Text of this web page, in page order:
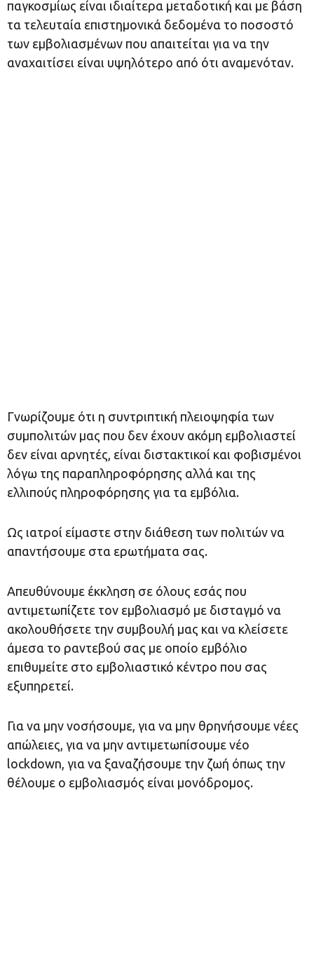
παγκοσμίως είναι ιδιαίτερα μεταδοτική και με βάση
τα τελευταία επιστημονικά δεδομένα το ποσοστό
των εμβολιασμένων που απαιτείται για να την
αναχαιτίσει είναι υψηλότερο από ότι αναμενόταν.
Γνωρίζουμε ότι η συντριπτική πλειοψηφία των
συμπολιτών μας που δεν έχουν ακόμη εμβολιαστεί
δεν είναι αρνητές, είναι διστακτικοί και φοβισμένοι
λόγω της παραπληροφόρησης αλλά και της
ελλιπούς πληροφόρησης για τα εμβόλια.
Ως ιατροί είμαστε στην διάθεση των πολιτών να
απαντήσουμε στα ερωτήματα σας.
Απευθύνουμε έκκληση σε όλους εσάς που
αντιμετωπίζετε τον εμβολιασμό με δισταγμό να
ακολουθήσετε την συμβουλή μας και να κλείσετε
άμεσα το ραντεβού σας με οποίο εμβόλιο
επιθυμείτε στο εμβολιαστικό κέντρο που σας
εξυπηρετεί.
Για να μην νοσήσουμε, για να μην θρηνήσουμε νέες
απώλειες, για να μην αντιμετωπίσουμε νέο
lockdown, για να ξαναζήσουμε την ζωή όπως την
θέλουμε ο εμβολιασμός είναι μονόδρομος.